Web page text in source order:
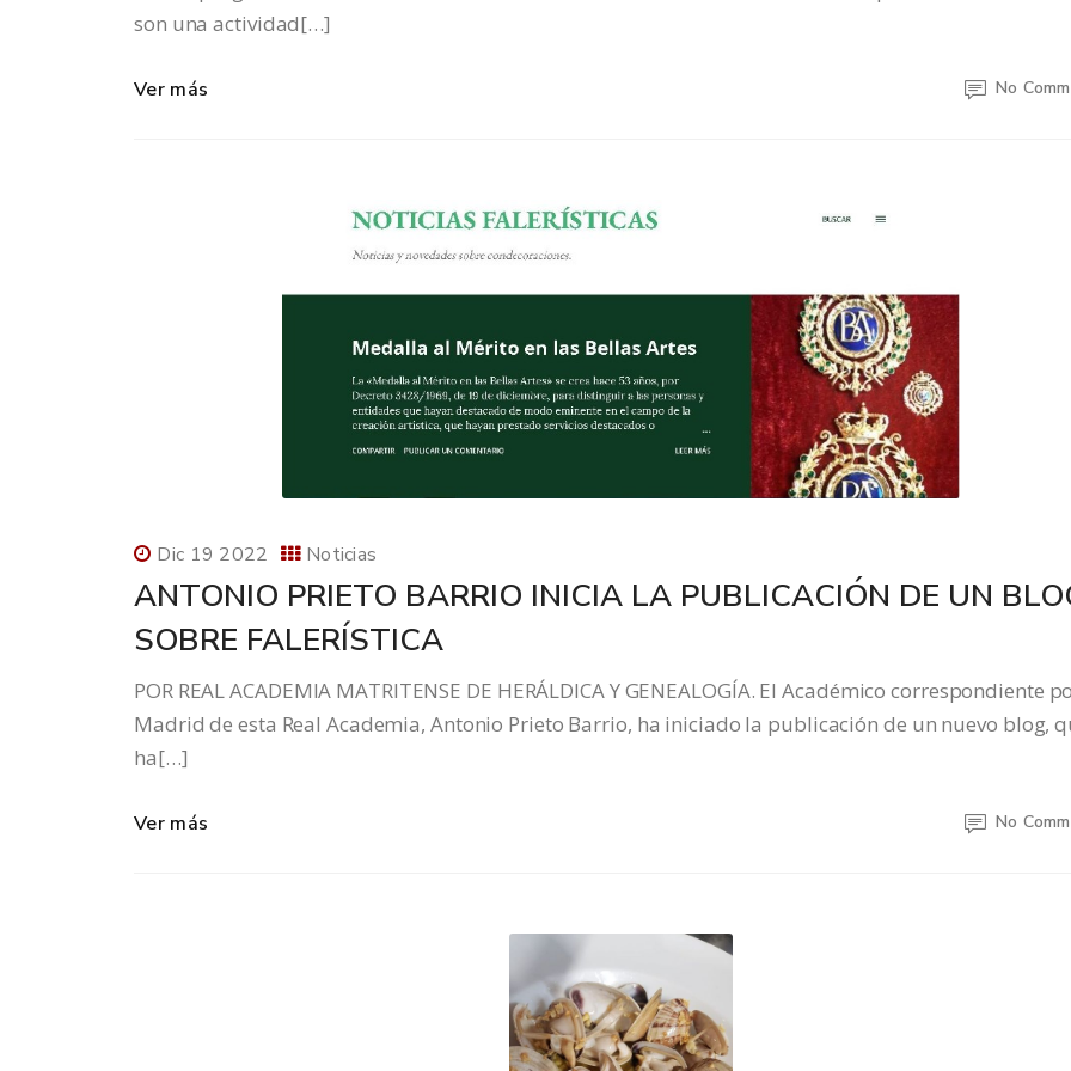
son una actividad[…]
Ver más No
Dic 19 2022 Noticias
ANTONIO PRIETO BARRIO INICIA LA PUBLICACIÓN DE UN
SOBRE FALERÍSTICA
POR REAL ACADEMIA MATRITENSE DE HERÁLDICA Y GENEALOGÍA. El Académico correspondiente
Madrid de esta Real Academia, Antonio Prieto Barrio, ha iniciado la publicación de un nuevo blog,
ha[…]
Ver más No